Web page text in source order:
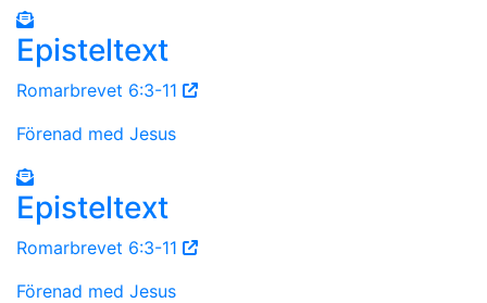
Episteltext
Romarbrevet 6:3-11
Förenad med Jesus
Episteltext
Romarbrevet 6:3-11
Förenad med Jesus